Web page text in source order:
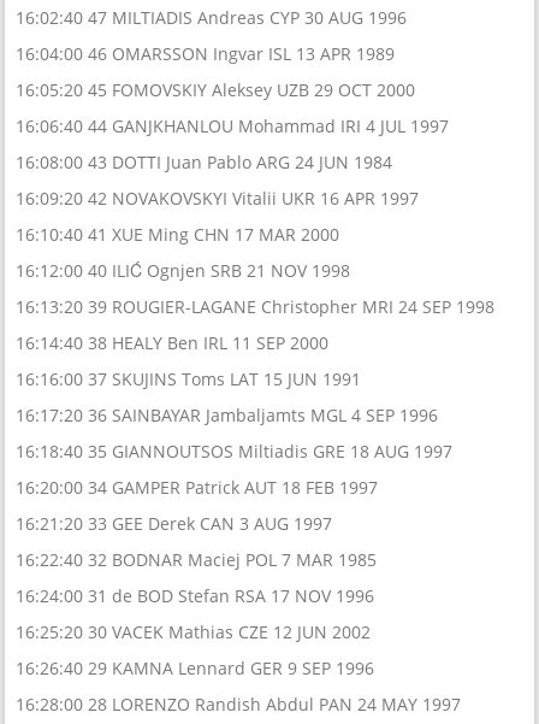
16:02:40 47 MILTIADIS Andreas CYP 30 AUG 1996
16:04:00 46 OMARSSON Ingvar ISL 13 APR 1989
16:05:20 45 FOMOVSKIY Aleksey UZB 29 OCT 2000
16:06:40 44 GANJKHANLOU Mohammad IRI 4 JUL 1997
16:08:00 43 DOTTI Juan Pablo ARG 24 JUN 1984
16:09:20 42 NOVAKOVSKYI Vitalii UKR 16 APR 1997
16:10:40 41 XUE Ming CHN 17 MAR 2000
16:12:00 40 ILIĆ Ognjen SRB 21 NOV 1998
16:13:20 39 ROUGIER-LAGANE Christopher MRI 24 SEP 1998
16:14:40 38 HEALY Ben IRL 11 SEP 2000
16:16:00 37 SKUJINS Toms LAT 15 JUN 1991
16:17:20 36 SAINBAYAR Jambaljamts MGL 4 SEP 1996
16:18:40 35 GIANNOUTSOS Miltiadis GRE 18 AUG 1997
16:20:00 34 GAMPER Patrick AUT 18 FEB 1997
16:21:20 33 GEE Derek CAN 3 AUG 1997
16:22:40 32 BODNAR Maciej POL 7 MAR 1985
16:24:00 31 de BOD Stefan RSA 17 NOV 1996
16:25:20 30 VACEK Mathias CZE 12 JUN 2002
16:26:40 29 KAMNA Lennard GER 9 SEP 1996
16:28:00 28 LORENZO Randish Abdul PAN 24 MAY 1997